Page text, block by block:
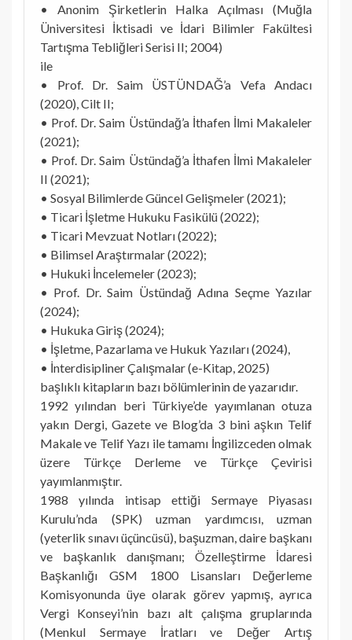
• Anonim Şirketlerin Halka Açılması (Muğla
Üniversitesi İktisadi ve İdari Bilimler Fakültesi
Tartışma Tebliğleri Serisi II; 2004)
ile
• Prof. Dr. Saim ÜSTÜNDAĞ’a Vefa Andacı
(2020), Cilt II;
• Prof. Dr. Saim Üstündağ’a İthafen İlmi Makaleler
(2021);
• Prof. Dr. Saim Üstündağ’a İthafen İlmi Makaleler
II (2021);
• Sosyal Bilimlerde Güncel Gelişmeler (2021);
• Ticari İşletme Hukuku Fasikülü (2022);
• Ticari Mevzuat Notları (2022);
• Bilimsel Araştırmalar (2022);
• Hukuki İncelemeler (2023);
• Prof. Dr. Saim Üstündağ Adına Seçme Yazılar
(2024);
• Hukuka Giriş (2024);
• İşletme, Pazarlama ve Hukuk Yazıları (2024),
• İnterdisipliner Çalışmalar (e-Kitap, 2025)
başlıklı kitapların bazı bölümlerinin de yazarıdır.
1992 yılından beri Türkiye’de yayımlanan otuza
yakın Dergi, Gazete ve Blog’da 3 bini aşkın Telif
Makale ve Telif Yazı ile tamamı İngilizceden olmak
üzere Türkçe Derleme ve Türkçe Çevirisi
yayımlanmıştır.
1988 yılında intisap ettiği Sermaye Piyasası
Kurulu’nda (SPK) uzman yardımcısı, uzman
(yeterlik sınavı üçüncüsü), başuzman, daire başkanı
ve başkanlık danışmanı; Özelleştirme İdaresi
Başkanlığı GSM 1800 Lisansları Değerleme
Komisyonunda üye olarak görev yapmış, ayrıca
Vergi Konseyi’nin bazı alt çalışma gruplarında
(Menkul Sermaye İratları ve Değer Artış